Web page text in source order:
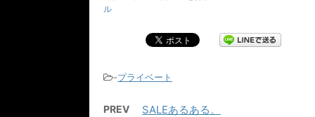
ル
-プライベート
PREV SALEあるある。